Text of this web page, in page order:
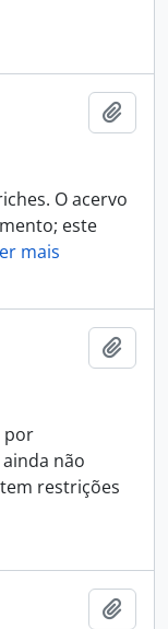
O acervo
este
mais
por
não
restrições